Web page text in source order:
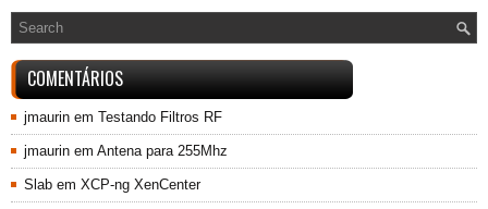
COMENTÁRIOS
jmaurin em Testando Filtros RF
jmaurin em Antena para 255Mhz
Slab em XCP-ng XenCenter